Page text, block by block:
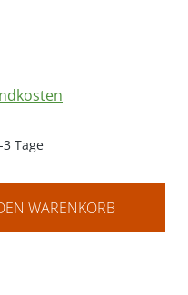
Tage
gewünschten
WARENKORB